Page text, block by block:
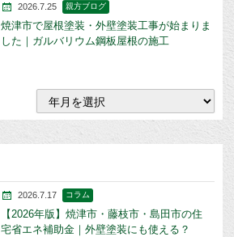
2026.7.25 親方ブログ
焼津市で屋根塗装・外壁塗装工事が始まりま
した｜ガルバリウム鋼板屋根の施工
2026.7.17 コラム
【2026年版】焼津市・藤枝市・島田市の住
宅省エネ補助金｜外壁塗装にも使える？